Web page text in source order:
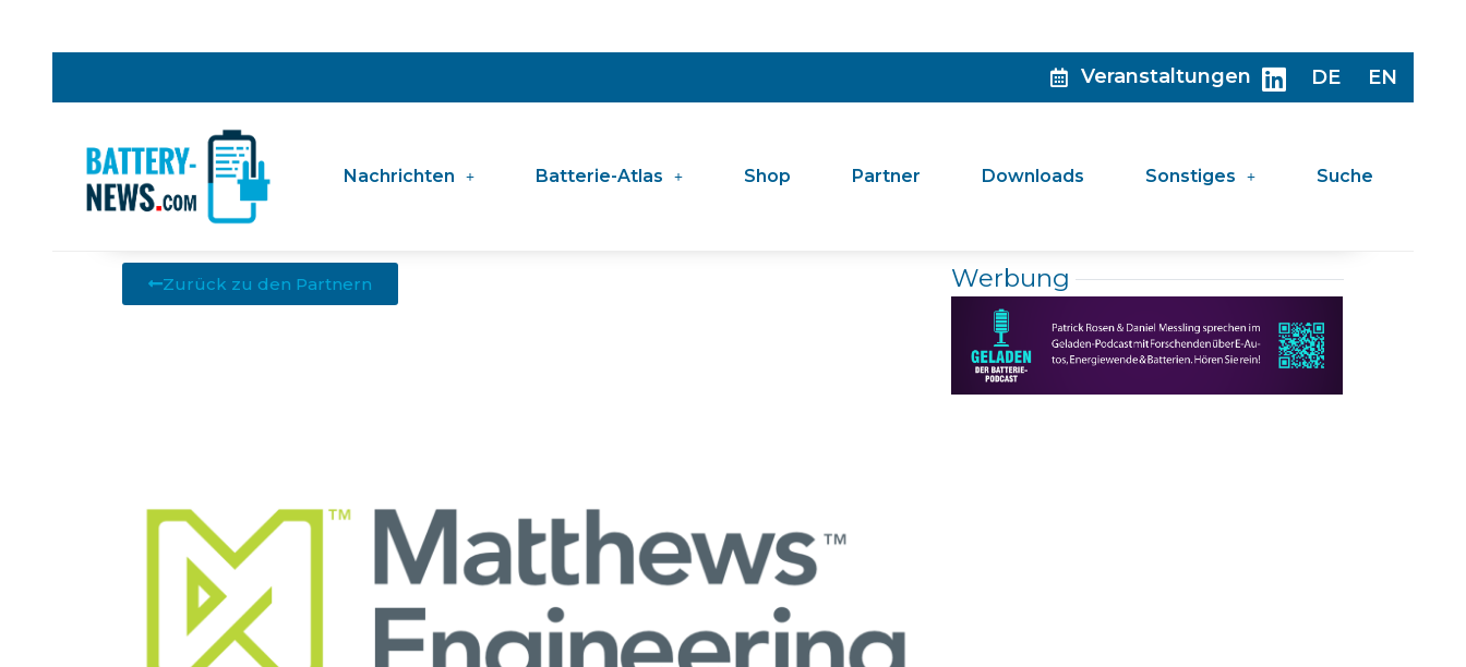
Veranstaltungen DE EN
Nachrichten Batterie-Atlas Shop Partner Downloads Sonstiges Suche
Zurück zu den Partnern Werbung